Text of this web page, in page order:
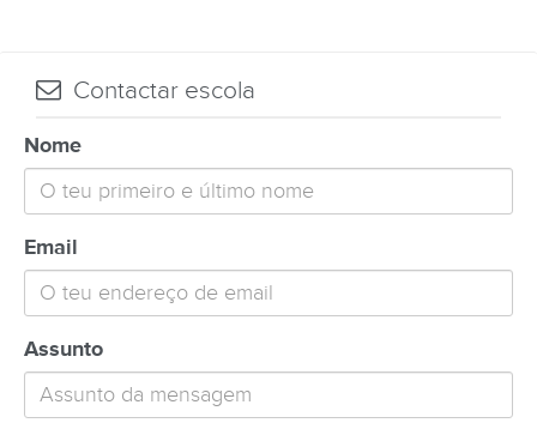
Contactar escola
Nome
Email
Assunto